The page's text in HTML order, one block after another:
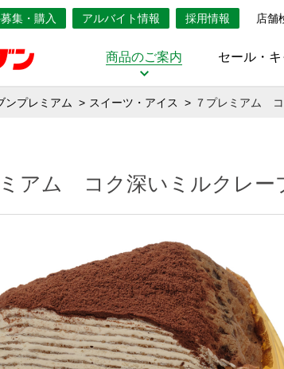
集・購入 アルバイト情報 採用情報 店舗
商品のご案内 セール・
ンプレミアム スイーツ・アイス ７プレミアム
ミアム コク深いミルクレ